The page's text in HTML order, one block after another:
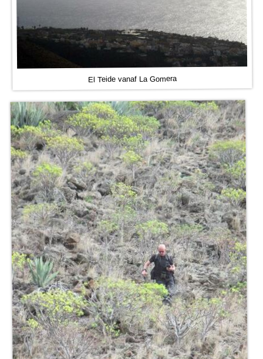
El Teide vanaf La Gomera